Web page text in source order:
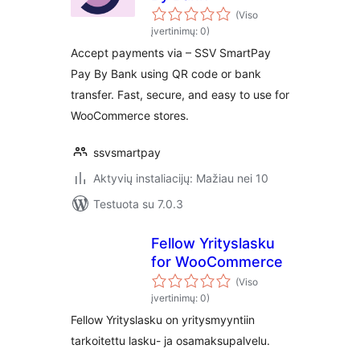
(Viso
įvertinimų: 0)
Accept payments via – SSV SmartPay
Pay By Bank using QR code or bank
transfer. Fast, secure, and easy to use for
WooCommerce stores.
ssvsmartpay
Aktyvių instaliacijų: Mažiau nei 10
Testuota su 7.0.3
Fellow Yrityslasku
for WooCommerce
(Viso
įvertinimų: 0)
Fellow Yrityslasku on yritysmyyntiin
tarkoitettu lasku- ja osamaksupalvelu.